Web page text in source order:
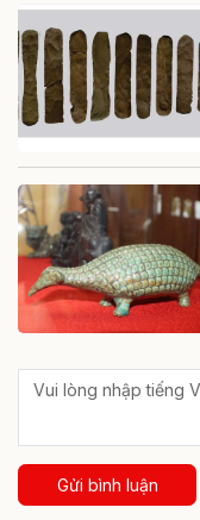
Gửi bình luận